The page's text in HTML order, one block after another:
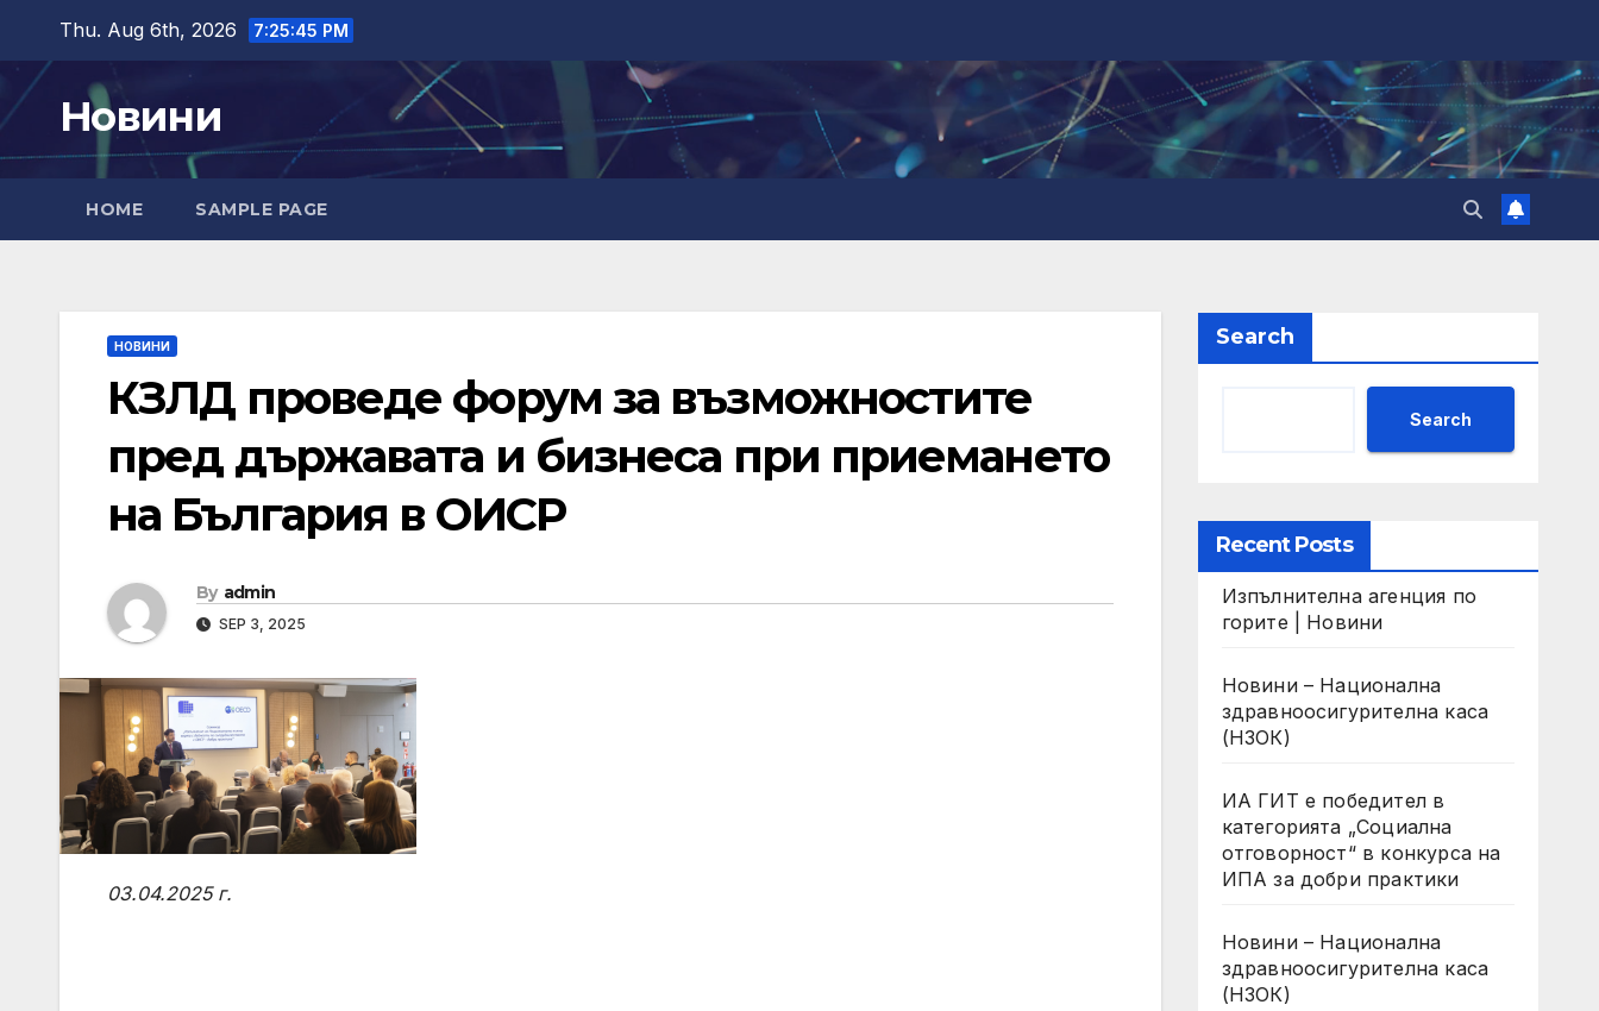
content
Thu. Aug 6th, 2026 7:25:45 PM
Новини
HOME SAMPLE PAGE
НОВИНИ
КЗЛД проведе форум за възможностите
пред държавата и бизнеса при приемането
на България в ОИСР
By admin
SEP 3, 2025
03.04.2025 г.
Search
Search
Recent Posts
Изпълнителна агенция по
горите | Новини
Новини – Национална
здравноосигурителна каса
(НЗОК)
ИА ГИТ е победител в
категорията „Социална
отговорност“ в конкурса на
ИПА за добри практики
Новини – Национална
здравноосигурителна каса
(НЗОК)